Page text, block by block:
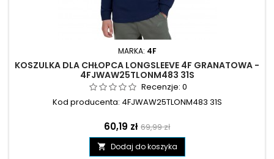
MARKA: 4F
KOSZULKA DLA CHŁOPCA LONGSLEEVE 4F GRANATOWA -
4FJWAW25TLONM483 31S
Recenzje: 0
Kod producenta: 4FJWAW25TLONM483 31S
Cena
60,19 zł Cena
podstawowa
69,99 zł
 Dodaj do koszyka